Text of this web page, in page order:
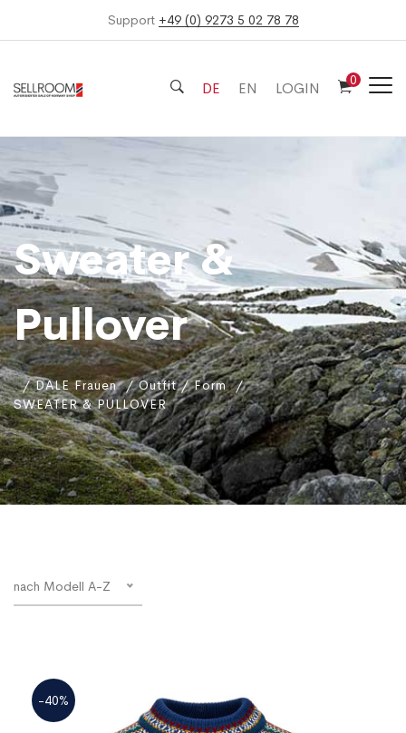
Support +49 (0) 9273 5 02 78 78
DE EN LOGIN 0
Sweater &
Pullover
DALE Frauen
Outfit / Form
SWEATER & PULLOVER
nach Modell A-Z
-40%